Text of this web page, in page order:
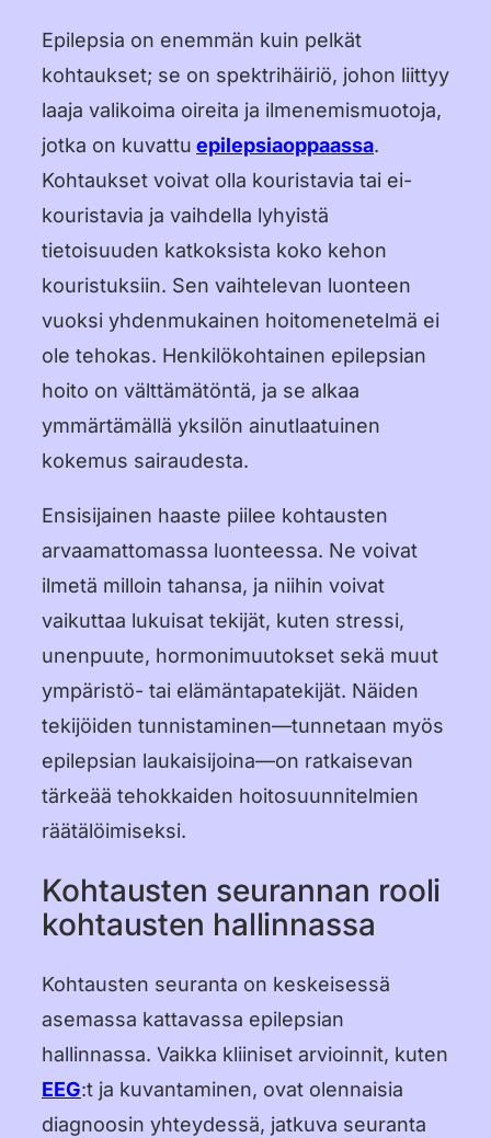
Epilepsia on enemmän kuin pelkät
kohtaukset; se on spektrihäiriö, johon liittyy
laaja valikoima oireita ja ilmenemismuotoja,
jotka on kuvattu epilepsiaoppaassa.
Kohtaukset voivat olla kouristavia tai ei-
kouristavia ja vaihdella lyhyistä
tietoisuuden katkoksista koko kehon
kouristuksiin. Sen vaihtelevan luonteen
vuoksi yhdenmukainen hoitomenetelmä ei
ole tehokas. Henkilökohtainen epilepsian
hoito on välttämätöntä, ja se alkaa
ymmärtämällä yksilön ainutlaatuinen
kokemus sairaudesta.
Ensisijainen haaste piilee kohtausten
arvaamattomassa luonteessa. Ne voivat
ilmetä milloin tahansa, ja niihin voivat
vaikuttaa lukuisat tekijät, kuten stressi,
unenpuute, hormonimuutokset sekä muut
ympäristö- tai elämäntapatekijät. Näiden
tekijöiden tunnistaminen—tunnetaan myös
epilepsian laukaisijoina—on ratkaisevan
tärkeää tehokkaiden hoitosuunnitelmien
räätälöimiseksi.
Kohtausten seurannan rooli
kohtausten hallinnassa
Kohtausten seuranta on keskeisessä
asemassa kattavassa epilepsian
hallinnassa. Vaikka kliiniset arvioinnit, kuten
EEG:t ja kuvantaminen, ovat olennaisia
diagnoosin yhteydessä, jatkuva seuranta